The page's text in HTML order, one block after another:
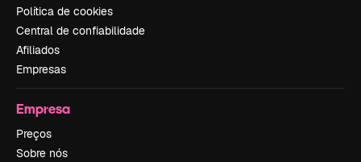
Política de cookies
Central de confiabilidade
Afiliados
Empresas
Empresa
Preços
Sobre nós